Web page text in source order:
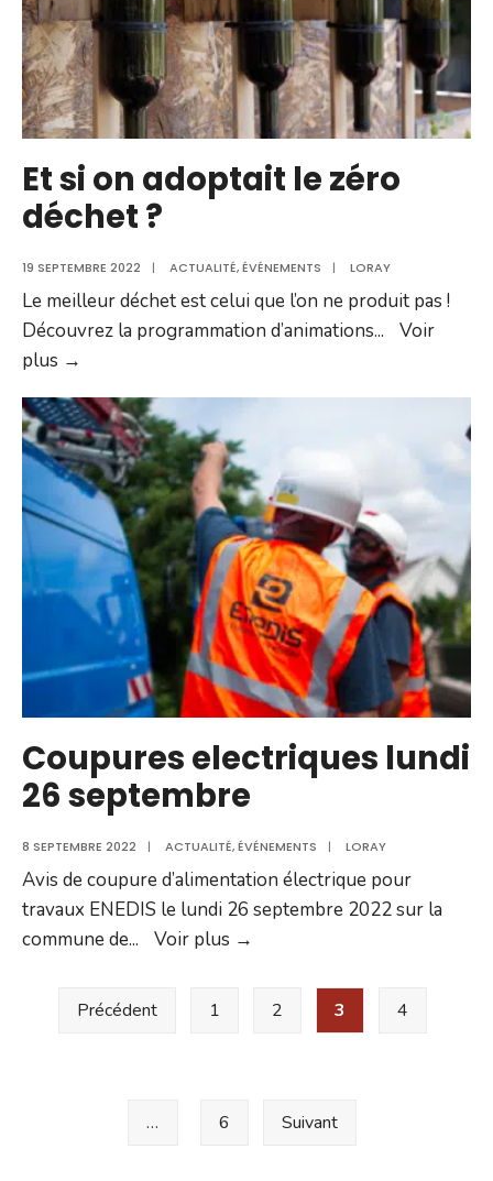
Et si on adoptait le zéro
déchet ?
19 SEPTEMBRE 2022 | ACTUALITÉ,ÉVÉNEMENTS | LORAY
Le meilleur déchet est celui que l’on ne produit pas !
Découvrez la programmation d’animations...
Voir
plus →
on
adoptait
le
zéro
déchet
?
Coupures electriques lundi
26 septembre
8 SEPTEMBRE 2022 | ACTUALITÉ,ÉVÉNEMENTS | LORAY
Avis de coupure d’alimentation électrique pour
travaux ENEDIS le lundi 26 septembre 2022 sur la
commune de... Voir plus →
lundi
Pagination
desPrécédent 1 2 3 4
… 6 Suivant